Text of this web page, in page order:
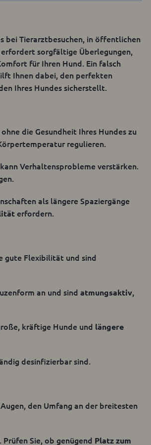
sich sehr
einen
aus
ist.
bei Tierarztbesuchen, in öffentlichen
sorgfältige Überlegungen,
für Ihren Hund. Ein falsch
Ihnen dabei, den perfekten
Ihres Hundes sicherstellt.
die Gesundheit Ihres Hundes zu
regulieren.
Verhaltensprobleme verstärken.
als längere Spaziergänge
erfordern.
gute Flexibilität und sind
an und sind atmungsaktiv,
kräftige Hunde und längere
desinfizierbar sind.
den Umfang an der breitesten
Sie, ob genügend Platz zum